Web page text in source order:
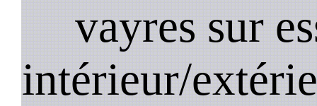
vayres sur
intérieur/